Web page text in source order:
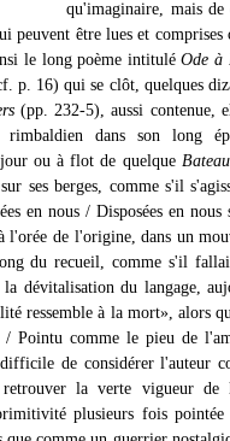
qu'imaginaire, mais de
peuvent être lues et comprises
le long poème intituléOde à
p. 16) qui se clôt, quelques
(pp. 232-5), aussi contenue,
dans son long
ou à flot de quelque
ses berges, comme s'il
en nous / Disposées en
l'orée de l'origine, dans un
du recueil, comme s'il
dévitalisation du langage,
ressemble à la mort», alors
Pointu comme le pieu de
de considérer l'auteur
la verte vigueur de
plusieurs fois pointée